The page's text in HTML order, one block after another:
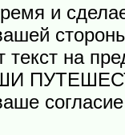
и
текст на